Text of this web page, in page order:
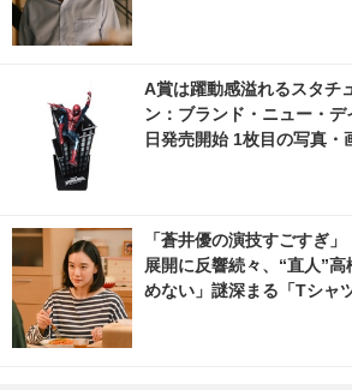
A賞は躍動感溢れるスタチ
ン：ブランド・ニュー・
日発売開始 1枚目の写真
「蒼井優の演技すごすぎ
展開に反響続々、“直人”
めない」謎深まる「Tシャ